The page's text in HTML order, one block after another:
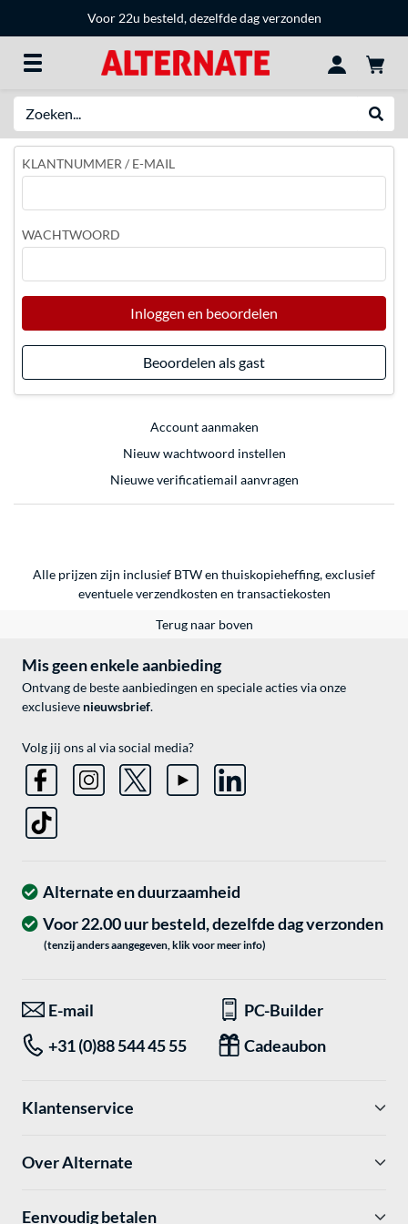
Voor 22u besteld, dezelfde dag verzonden
KLANTNUMMER / E-MAIL
WACHTWOORD
Inloggen en beoordelen
Beoordelen als gast
Account aanmaken
Nieuw wachtwoord instellen
Nieuwe verificatiemail aanvragen
Alle prijzen zijn inclusief BTW en thuiskopieheffing, exclusief
eventueleverzendkosten en transactiekosten
Terug naar boven
Mis geen enkele aanbieding
Ontvang de beste aanbiedingen en speciale acties via onze
exclusieve nieuwsbrief.
Volg jij ons al via social media?
Alternate en duurzaamheid
Voor 22.00 uur besteld, dezelfde dag verzonden
(tenzij anders aangegeven, klik voor meer info)
E-mail
PC-Builder
+31 (0)88 544 45 55
Cadeaubon
Klantenservice
Over Alternate
Eenvoudig betalen